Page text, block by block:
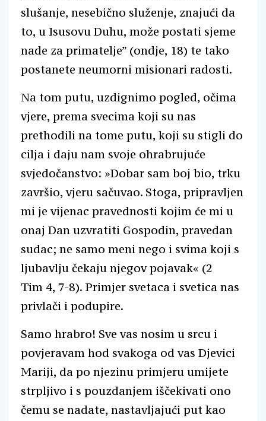
slušanje, nesebično služenje, znajući da
to, u Isusovu Duhu, može postati sjeme
nade za primatelje” (ondje, 18) te tako
postanete neumorni misionari radosti.
Na tom putu, uzdignimo pogled, očima
vjere, prema svecima koji su nas
prethodili na tome putu, koji su stigli do
cilja i daju nam svoje ohrabrujuće
svjedočanstvo: »Dobar sam boj bio, trku
završio, vjeru sačuvao. Stoga, pripravljen
mi je vijenac pravednosti kojim će mi u
onaj Dan uzvratiti Gospodin, pravedan
sudac; ne samo meni nego i svima koji s
ljubavlju čekaju njegov pojavak« (2
Tim 4, 7-8). Primjer svetaca i svetica nas
privlači i podupire.
Samo hrabro! Sve vas nosim u srcu i
povjeravam hod svakoga od vas Djevici
Mariji, da po njezinu primjeru umijete
strpljivo i s pouzdanjem iščekivati ono
čemu se nadate, nastavljajući put kao